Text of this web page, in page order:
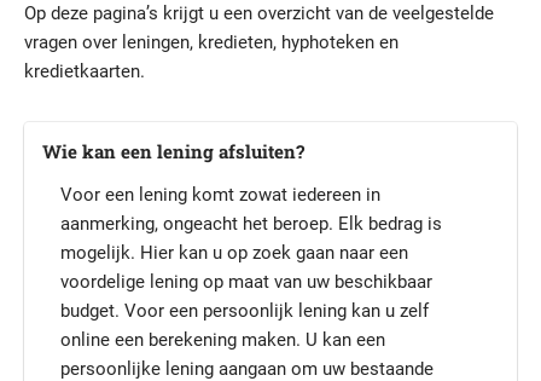
Op deze pagina’s krijgt u een overzicht van de veelgestelde
vragen over leningen, kredieten, hyphoteken en
kredietkaarten.
Wie kan een lening afsluiten?
Voor een lening komt zowat iedereen in
aanmerking, ongeacht het beroep. Elk bedrag is
mogelijk. Hier kan u op zoek gaan naar een
voordelige lening op maat van uw beschikbaar
budget. Voor een persoonlijk lening kan u zelf
online een berekening maken. U kan een
persoonlijke lening aangaan om uw bestaande